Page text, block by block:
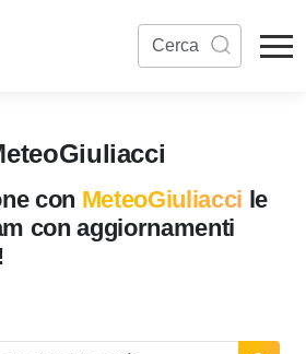
con MeteoGiuliacci le
con aggiornamenti